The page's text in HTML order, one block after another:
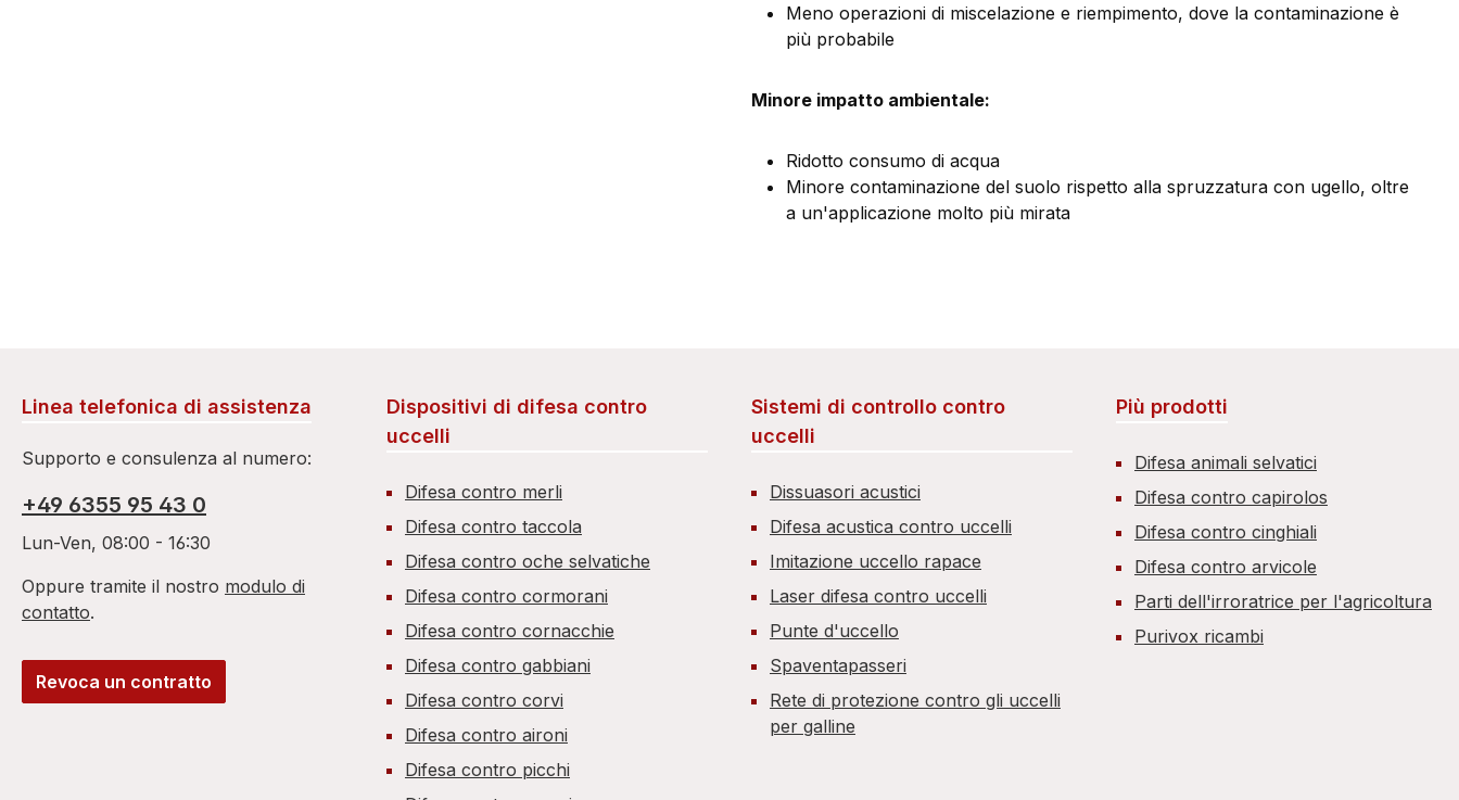
Meno operazioni di miscelazione e riempimento, dove la contaminazione è
più probabile
Minore impatto ambientale:
Ridotto consumo di acqua
Minore contaminazione del suolo rispetto alla spruzzatura con ugello, oltre
a un'applicazione molto più mirata
Linea telefonica di assistenza
Supporto e consulenza al numero:
+49 6355 95 43 0
Lun-Ven, 08:00 - 16:30
Oppure tramite il nostro modulo di
contatto.
Revoca un contratto
Dispositivi di difesa contro
uccelli
Difesa contro merli
Difesa contro taccola
Difesa contro oche selvatiche
Difesa contro cormorani
Difesa contro cornacchie
Difesa contro gabbiani
Difesa contro corvi
Difesa contro aironi
Difesa contro picchi
Sistemi di controllo contro
uccelli
Dissuasori acustici
Difesa acustica contro uccelli
Imitazione uccello rapace
Laser difesa contro uccelli
Punte d'uccello
Spaventapasseri
Rete di protezione contro gli uccelli
per galline
Più prodotti
Difesa animali selvatici
Difesa contro capirolos
Difesa contro cinghiali
Difesa contro arvicole
Parti dell'irroratrice per l'agricoltura
Purivox ricambi